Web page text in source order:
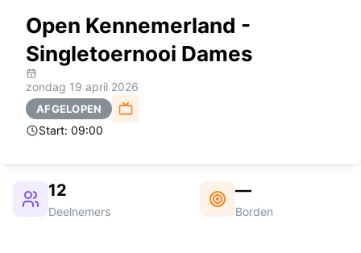
Open Kennemerland -
Singletoernooi Dames
zondag 19 april 2026
AFGELOPEN
Start: 09:00
12
Deelnemers
—
Borden